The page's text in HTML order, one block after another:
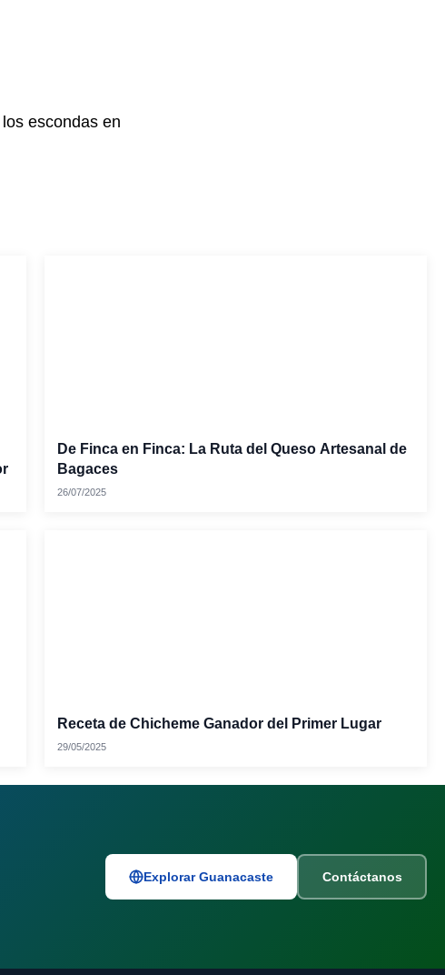
escondas en
De Finca en Finca: La Ruta del Queso Artesanal de
Bagaces
26/07/2025
Receta de Chicheme Ganador del Primer Lugar
29/05/2025
Explorar Guanacaste Contáctanos